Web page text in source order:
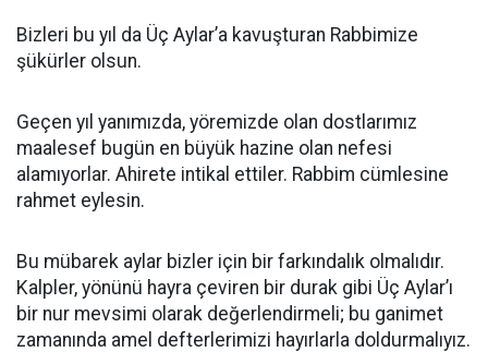
Bizleri bu yıl da Üç Aylar’a kavuşturan Rabbimize
şükürler olsun.
Geçen yıl yanımızda, yöremizde olan dostlarımız
maalesef bugün en büyük hazine olan nefesi
alamıyorlar. Ahirete intikal ettiler. Rabbim cümlesine
rahmet eylesin.
Bu mübarek aylar bizler için bir farkındalık olmalıdır.
Kalpler, yönünü hayra çeviren bir durak gibi Üç Aylar’ı
bir nur mevsimi olarak değerlendirmeli; bu ganimet
zamanında amel defterlerimizi hayırlarla doldurmalıyız.